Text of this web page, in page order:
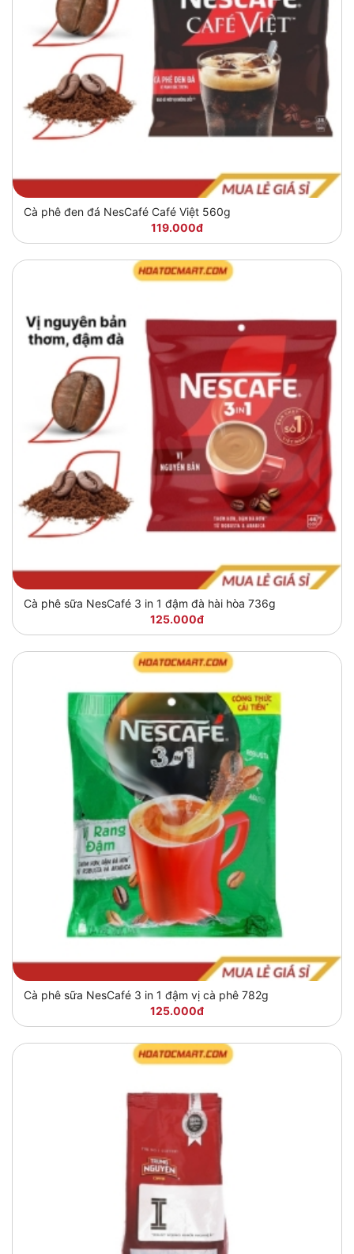
Cà phê đen đá NesCafé Café Việt 560g
119.000đ
Cà phê sữa NesCafé 3 in 1 đậm đà hài hòa 736g
125.000đ
Cà phê sữa NesCafé 3 in 1 đậm vị cà phê 782g
125.000đ